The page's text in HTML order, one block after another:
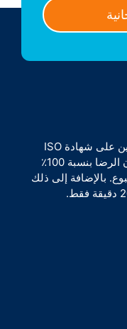
يتخصص فريقنا المكون من خبراء حاصلين على شهادة ISO
17100 في 13 لهجة عربية، ونقدم ضمان الرضا بنسبة 100٪
بالإضافة إلى ذلك